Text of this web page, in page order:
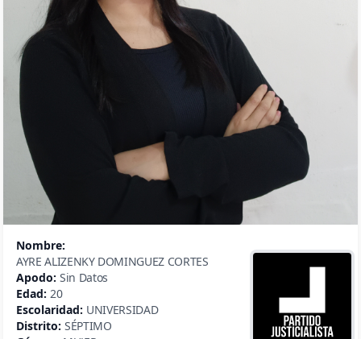
Nombre:
AYRE ALIZENKY DOMINGUEZ CORTES
Apodo: Sin Datos
Edad: 20
Escolaridad: UNIVERSIDAD
Distrito: SÉPTIMO